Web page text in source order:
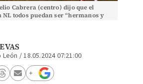
Cabrera (centro) dijo que el
NL todos puedan ser “hermanos y
León /18.05.2024 07:21:00